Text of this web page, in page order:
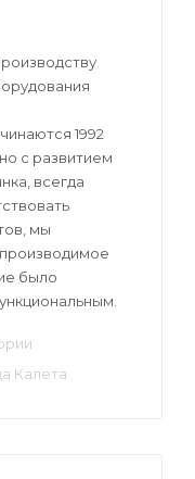
1992
с развитием
всегда
мы
было
Калета